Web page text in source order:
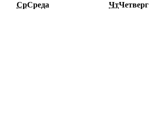
СрСреда ЧтЧетверг